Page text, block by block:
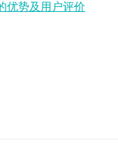
优势及用户评价